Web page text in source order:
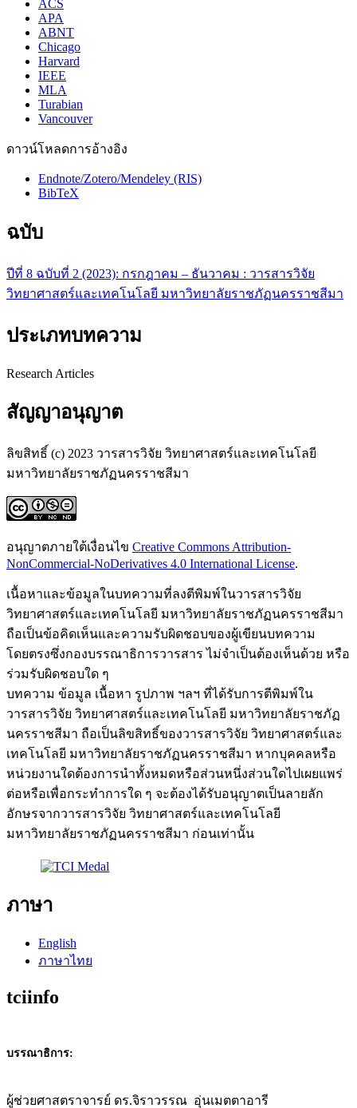
ACS
APA
ABNT
Chicago
Harvard
IEEE
MLA
Turabian
Vancouver
ดาวน์โหลดการอ้างอิง
Endnote/Zotero/Mendeley (RIS)
BibTeX
ฉบับ
ปีที่ 8 ฉบับที่ 2 (2023): กรกฎาคม – ธันวาคม : วารสารวิจัย
วิทยาศาสตร์และเทคโนโลยี มหาวิทยาลัยราชภัฏนครราชสีมา
ประเภทบทความ
Research Articles
สัญญาอนุญาต
ลิขสิทธิ์ (c) 2023 วารสารวิจัย วิทยาศาสตร์และเทคโนโลยี
มหาวิทยาลัยราชภัฏนครราชสีมา
อนุญาตภายใต้เงื่อนไข Creative Commons Attribution-
NonCommercial-NoDerivatives 4.0 International License.
เนื้อหาและข้อมูลในบทความที่ลงตีพิมพ์ในวารสารวิจัย
วิทยาศาสตร์และเทคโนโลยี มหาวิทยาลัยราชภัฏนครราชสีมา
ถือเป็นข้อคิดเห็นและความรับผิดชอบของผู้เขียนบทความ
โดยตรงซึ่งกองบรรณาธิการวารสาร ไม่จำเป็นต้องเห็นด้วย หรือ
ร่วมรับผิดชอบใด ๆ
บทความ ข้อมูล เนื้อหา รูปภาพ ฯลฯ ที่ได้รับการตีพิมพ์ใน
วารสารวิจัย วิทยาศาสตร์และเทคโนโลยี มหาวิทยาลัยราชภัฏ
นครราชสีมา ถือเป็นลิขสิทธิ์ของวารสารวิจัย วิทยาศาสตร์และ
เทคโนโลยี มหาวิทยาลัยราชภัฏนครราชสีมา หากบุคคลหรือ
หน่วยงานใดต้องการนำทั้งหมดหรือส่วนหนึ่งส่วนใดไปเผยแพร่
ต่อหรือเพื่อกระทำการใด ๆ จะต้องได้รับอนุญาตเป็นลายลัก
อักษรจากวารสารวิจัย วิทยาศาสตร์และเทคโนโลยี
มหาวิทยาลัยราชภัฏนครราชสีมา ก่อนเท่านั้น
ภาษา
English
ภาษาไทย
tciinfo
บรรณาธิการ:
ผู้ช่วยศาสตราจารย์ ดร.จิราวรรณ อุ่นเมตตาอารี